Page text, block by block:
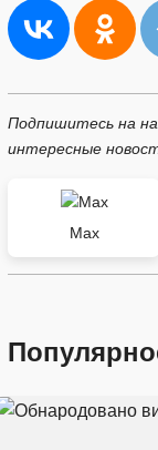
Подпишитесь на
интересные
Max